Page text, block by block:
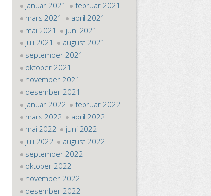
januar 2021
februar 2021
mars 2021
april 2021
mai 2021
juni 2021
juli 2021
august 2021
september 2021
oktober 2021
november 2021
desember 2021
januar 2022
februar 2022
mars 2022
april 2022
mai 2022
juni 2022
juli 2022
august 2022
september 2022
oktober 2022
november 2022
desember 2022